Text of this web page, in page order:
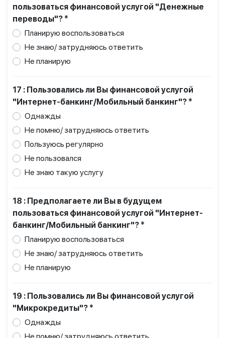
пользоваться финансовой услугой "Денежные
переводы"? *
Планирую воспользоваться
Не знаю/ затрудняюсь ответить
Не планирую
17 : Пользовались ли Вы финансовой услугой
"Интернет-банкинг/Мобильный банкинг"? *
Однажды
Не помню/ затрудняюсь ответить
Пользуюсь регулярно
Не пользовался
Не знаю такую услугу
18 : Предполагаете ли Вы в будущем
пользоваться финансовой услугой "Интернет-
банкинг/Мобильный банкинг"? *
Планирую воспользоваться
Не знаю/ затрудняюсь ответить
Не планирую
19 : Пользовались ли Вы финансовой услугой
"Микрокредиты"? *
Однажды